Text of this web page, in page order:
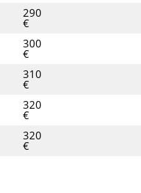
290
€
300
€
310
€
320
€
320
€